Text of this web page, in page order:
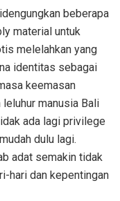
beberapa
material untuk
melelahkan yang
identitas sebagai
keemasan
manusia Bali
ada lagi privilege
dulu lagi.
adat semakin tidak
hari dan kepentingan